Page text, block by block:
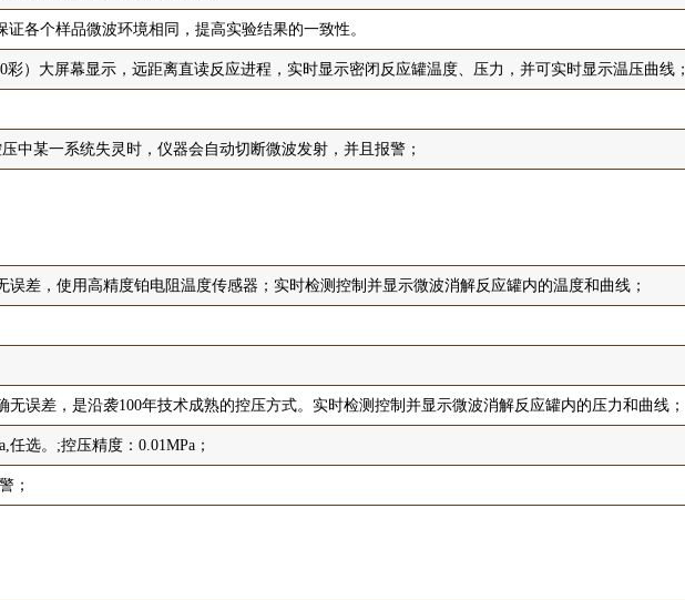
证各个样品微波环境相同，提高实验结果的一致性。
彩）大屏幕显示，远距离直读反应进程，实时显示密闭反应罐温度、压力，并可实时显示温压曲线；
中某一系统失灵时，仪器会自动切断微波发射，并且报警；
误差，使用高精度铂电阻温度传感器；实时检测控制并显示微波消解反应罐内的温度和曲线；
无误差，是沿袭100年技术成熟的控压方式。实时检测控制并显示微波消解反应罐内的压力和曲线；
任选。;控压精度：0.01MPa；
；